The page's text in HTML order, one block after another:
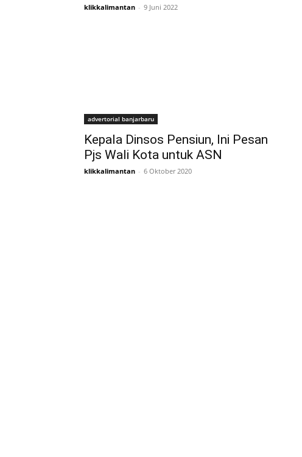
klikkalimantan - 9 Juni 2022
advertorial banjarbaru
Kepala Dinsos Pensiun, Ini Pesan
Pjs Wali Kota untuk ASN
klikkalimantan - 6 Oktober 2020